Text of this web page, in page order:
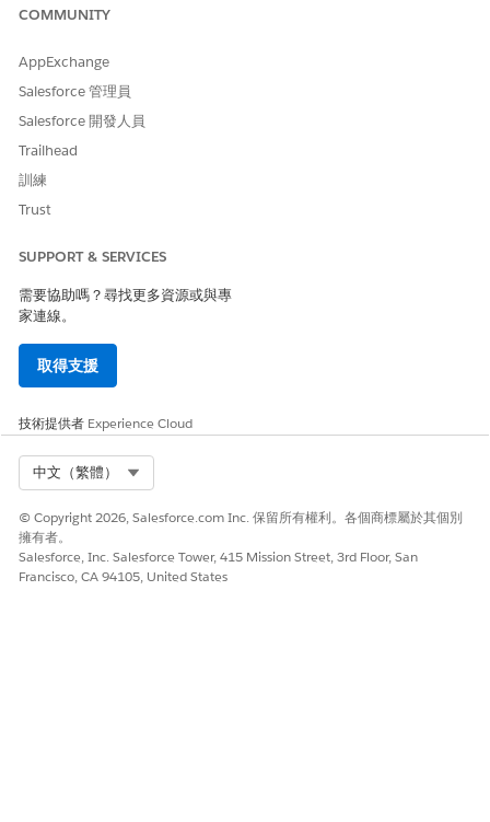
COMMUNITY
AppExchange
Salesforce 管理員
Salesforce 開發人員
Trailhead
訓練
Trust
SUPPORT & SERVICES
需要協助嗎？尋找更多資源或與專
家連線。
取得支援
技術提供者 Experience Cloud
中文（繁體）
© Copyright 2026, Salesforce.com Inc. 保留所有權利。各個商標屬於其個別
擁有者。
Salesforce, Inc. Salesforce Tower, 415 Mission Street, 3rd Floor, San
Francisco, CA 94105, United States